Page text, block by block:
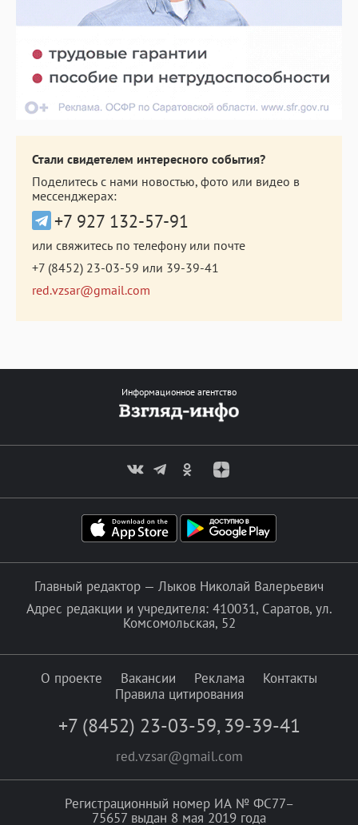
Стали свидетелем интересного события?
Поделитесь с нами новостью, фото или видео в
мессенджерах:
+7 927 132-57-91
или свяжитесь по телефону или почте
+7 (8452) 23-03-59 или 39-39-41
red.vzsar@gmail.com
Информационное агентство
Главный редактор — Лыков Николай Валерьевич
Адрес редакции и учредителя: 410031, Саратов, ул.
Комсомольская, 52
О проекте Вакансии Реклама
Контакты
Правила цитирования
+7 (8452) 23-03-59, 39-39-41
red.vzsar@gmail.com
Регистрационный номер ИА № ФС77–
75657 выдан 8 мая 2019 года